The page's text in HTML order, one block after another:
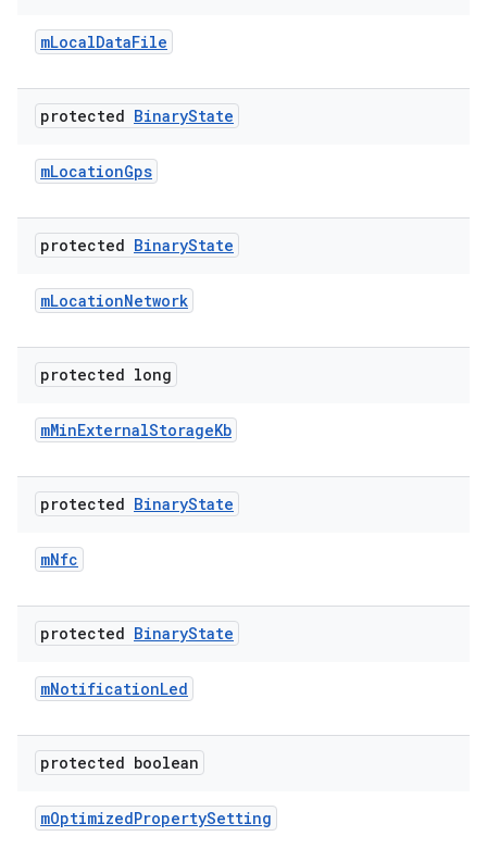
mLocalDataFile
protected BinaryState
mLocationGps
protected BinaryState
mLocationNetwork
protected long
mMinExternalStorageKb
protected BinaryState
mNfc
protected BinaryState
mNotificationLed
protected boolean
mOptimizedPropertySetting